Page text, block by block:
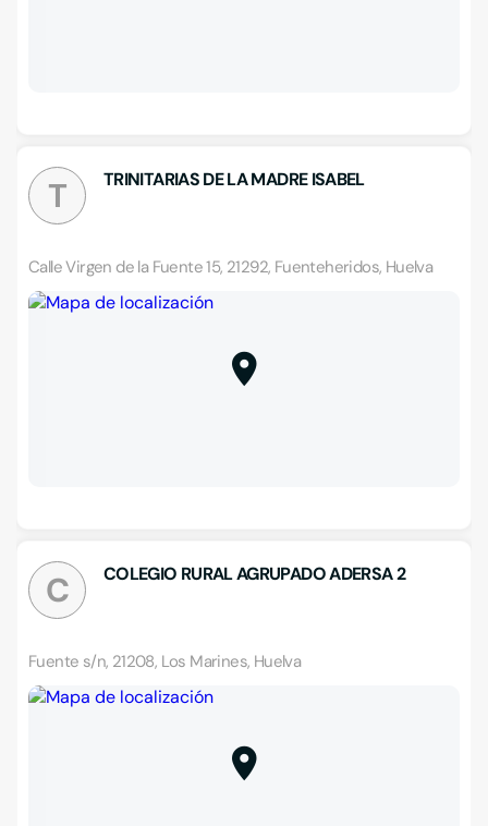
T TRINITARIAS DE LA MADRE ISABEL
Calle Virgen de la Fuente 15, 21292, Fuenteheridos, Huelva
C COLEGIO RURAL AGRUPADO ADERSA 2
Fuente s/n, 21208, Los Marines, Huelva